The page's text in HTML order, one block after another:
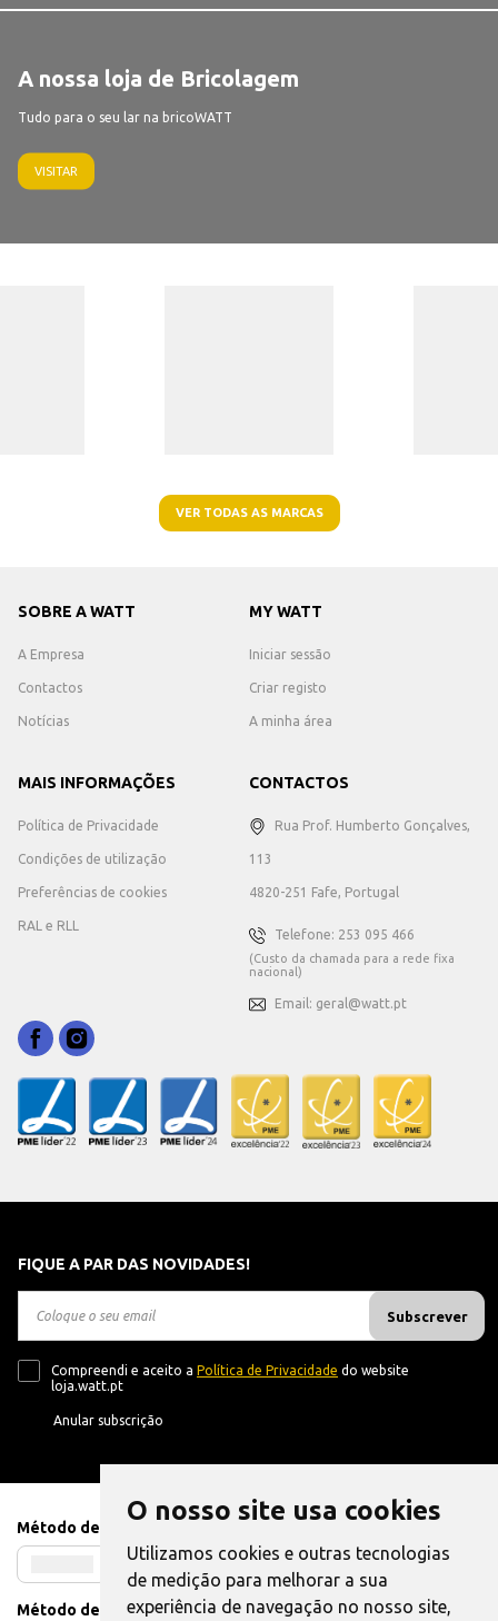
O nosso site usa cookies
Utilizamos cookies e outras tecnologias
de medição para melhorar a sua
experiência de navegação no nosso site,
A nossa loja de Bricolagem
Tudo para o seu lar na bricoWATT
VISITAR
VER TODAS AS MARCAS
SOBRE A WATT
A Empresa
Contactos
Notícias
MY WATT
Iniciar sessão
Criar registo
A minha área
MAIS INFORMAÇÕES
Política de Privacidade
Condições de utilização
Preferências de cookies
RAL e RLL
CONTACTOS
Rua Prof. Humberto Gonçalves,
113
4820-251 Fafe, Portugal
Telefone: 253 095 466
(Custo da chamada para a rede fixa
nacional)
Email: geral@watt.pt
FIQUE A PAR DAS NOVIDADES!
Subscrever
Compreendi e aceito a Política de Privacidade do website
loja.watt.pt
Anular subscrição
Método de Pagamento
Método de Envio